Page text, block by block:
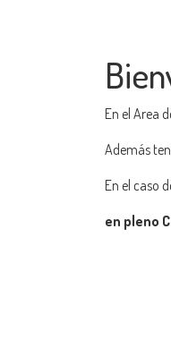
En el Area
Además
En el caso
en pleno